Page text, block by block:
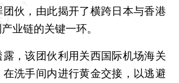
伙，由此揭开了横跨日本与香港
业链的关键一环。
该团伙利用关西国际机场海关
洗手间内进行黄金交接，以逃避